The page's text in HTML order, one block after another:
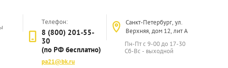
Телефон:
8 (800) 201-55-
30
(по РФ бесплатно)
pa21@bk.ru
Санкт-Петербург, ул.
Верхняя, дом 12, лит А
Пн-Пт с 9-00 до 17-30
Сб-Вс - выходной